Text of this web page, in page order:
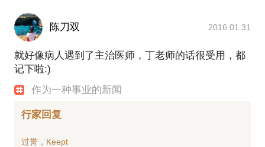
陈刀双 2016.01.31
就好像病人遇到了主治医师，丁老师的话很受用，都
记下啦:)
作为一种事业的新闻
行家回复